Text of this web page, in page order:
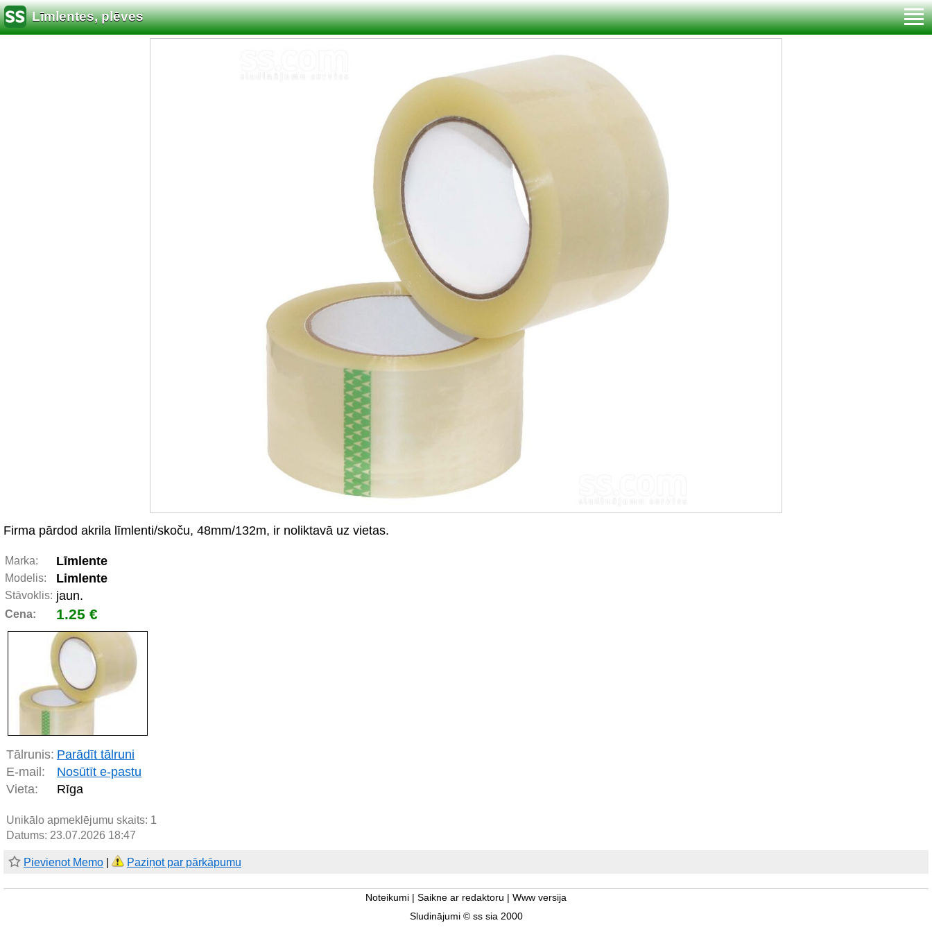
Līmlentes, plēves
Firma pārdod akrila līmlenti/skoču, 48mm/132m, ir noliktavā uz vietas.
Marka: Līmlente
Modelis: Limlente
Stāvoklis: jaun.
Cena: 1.25 €
Tālrunis: Parādīt tālruni
E-mail:
Nosūtīt e-pastu
Vieta:
Rīga
Unikālo apmeklējumu skaits: 1
Datums: 23.07.2026 18:47
Pievienot Memo Paziņot par pārkāpumu
Noteikumi Saikne ar redaktoru
Www versija
Sludinājumi © ss sia 2000